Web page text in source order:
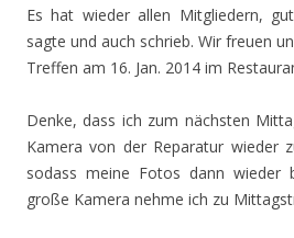
Es hat wieder allen Mitgliedern,
sagte und auch schrieb. Wir freuen
Treffen am 16. Jan. 2014 im
Denke, dass ich zum nächsten
Kamera von der Reparatur wieder
sodass meine Fotos dann
große Kamera nehme ich zu